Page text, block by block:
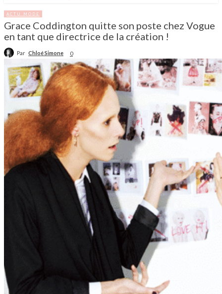
ACTU MODE
Grace Coddington quitte son poste chez Vogue
en tant que directrice de la création !
Par Chloé Simone 0